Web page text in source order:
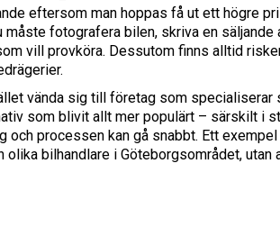
eftersom man hoppas få ut ett högre
måste fotografera bilen, skriva en säljande
vill provköra. Dessutom finns alltid
vända sig till företag som specialiserar
som blivit allt mer populärt – särskilt i
och processen kan gå snabbt. Ett exempel
olika bilhandlare i Göteborgsområdet, utan